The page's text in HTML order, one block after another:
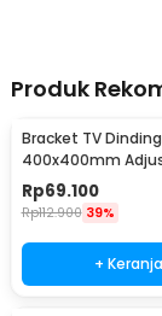
Produk
Bracket TV Dinding
400x400mm
TV LED 26-63 Inch -
Rp69.100
Rp112.900 39%
+